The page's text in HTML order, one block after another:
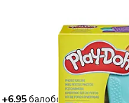
+6.95балобонусів